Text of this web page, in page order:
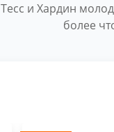
Тесс и Хардин
более